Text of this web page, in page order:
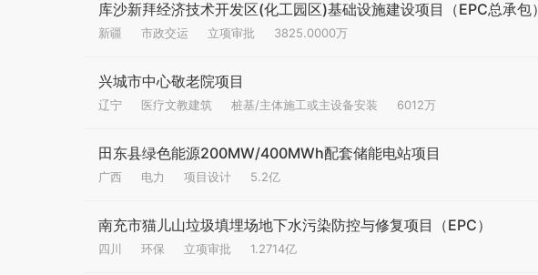
库沙新拜经济技术开发区(化工园区)基础设施建设项目（EPC总承包）
新疆 市政交运 立项审批 3825.0000万
兴城市中心敬老院项目
辽宁 医疗文教建筑 桩基/主体施工或主设备安装 6012万
田东县绿色能源200MW/400MWh配套储能电站项目
广西 电力 项目设计 5.2亿
南充市猫儿山垃圾填埋场地下水污染防控与修复项目（EPC）
四川 环保 立项审批 1.2714亿